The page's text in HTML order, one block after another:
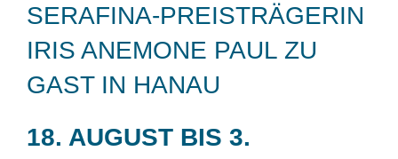
SERAFINA-PREISTRÄGERIN
IRIS ANEMONE PAUL ZU
GAST IN HANAU
18. AUGUST BIS 3.